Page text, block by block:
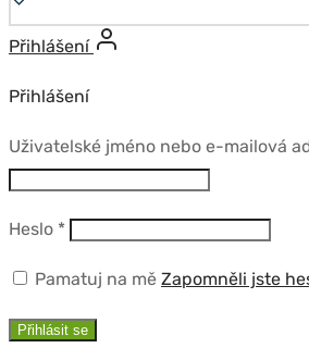
Přihlášení
Přihlášení
Uživatelské jméno nebo e-mailová
Heslo *Povinné
Pamatuj na mě Zapomněli jste
Přihlásit se